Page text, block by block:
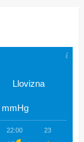
Llovizna
mmHg
22:00 23:00